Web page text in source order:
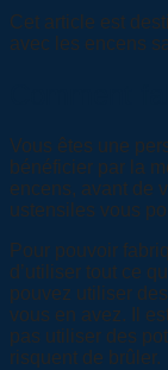
Cet article est
avec les encens
Vous êtes une
bénéficier par la
encens, avant de
ustensiles vous
Pour pouvoir
d’utiliser tout ce
pouvez utiliser
vous en avez. Il
pas utiliser des
risquent de brûler.